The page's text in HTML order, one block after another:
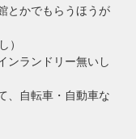
とかでもらうほうが
）
ンランドリー無いし
、自転車・自動車な